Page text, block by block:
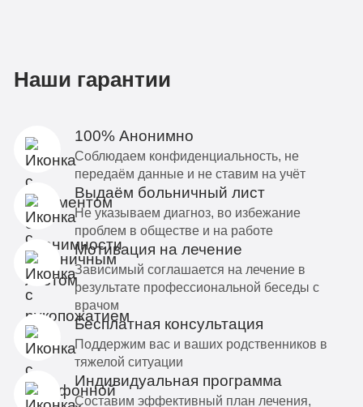
Наши гарантии
100% Анонимно
Соблюдаем конфиденциальность, не
передаём данные и не ставим на учёт
Выдаём больничный лист
Не указываем диагноз, во избежание
проблем в обществе и на работе
Мотивация на лечение
Зависимый соглашается на лечение в
результате профессиональной беседы с
врачом
Бесплатная консультация
Поддержим вас и ваших родственников в
тяжелой ситуации
Индивидуальная программа
Составим эффективный план лечения,